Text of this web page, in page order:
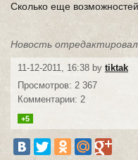
Сколько еще возможностей
Новость отредактировал
11-12-2011, 16:38 by tiktak
Просмотров: 2 367
Комментарии: 2
+5